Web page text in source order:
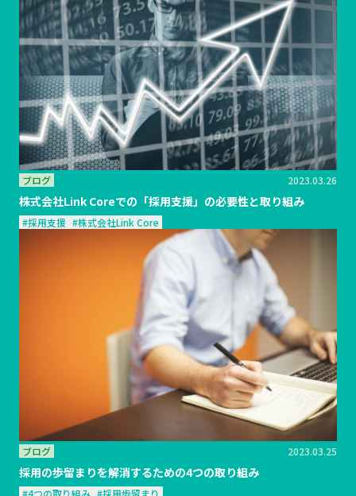
ブログ 2023.03.26
株式会社Link Coreでの「採用支援」の必要性と取り組み
#採用支援 #株式会社Link Core
ブログ 2023.03.25
採用の歩留まりを解消するための4つの取り組み
#4つの取り組み #採用歩留まり